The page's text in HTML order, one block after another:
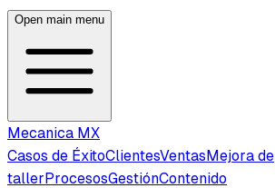
Open main menu
Mecanica MX
Casos de ÉxitoClientesVentasMejora de
tallerProcesosGestiónContenido